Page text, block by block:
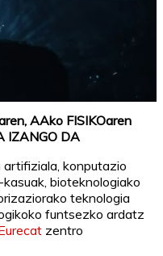
AAko FISIKOaren
IZANGO DA
konputazio
bioteknologiako
teknologia
funtsezko ardatz
zentro